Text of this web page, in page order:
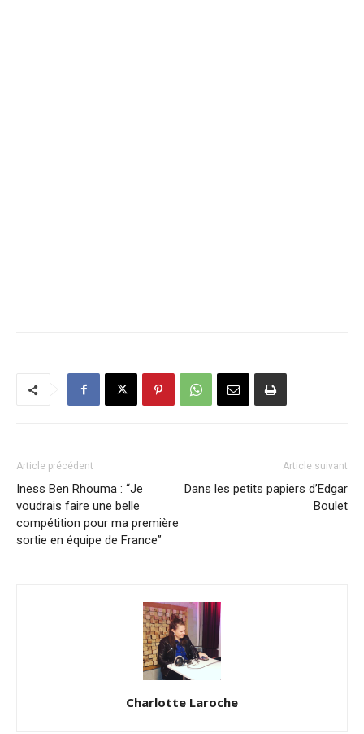
Article précédent
Iness Ben Rhouma : “Je
voudrais faire une belle
compétition pour ma première
sortie en équipe de France”
Article suivant
Dans les petits papiers d’Edgar
Boulet
Charlotte Laroche